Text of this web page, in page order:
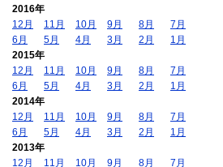
2016年
12月
11月 10月 9月 8月
7月
6月
5月 4月 3月 2月
1月
2015年
12月
11月 10月 9月 8月
7月
6月
5月 4月 3月 2月
1月
2014年
12月
11月 10月 9月 8月
7月
6月
5月 4月 3月 2月
1月
2013年
12月
11月 10月 9月 8月 7月